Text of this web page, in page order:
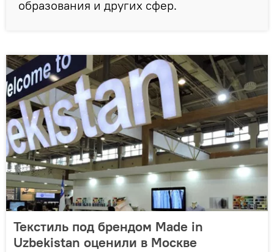
образования и других сфер.
Текстиль под брендом Made in
Uzbekistan оценили в Москве